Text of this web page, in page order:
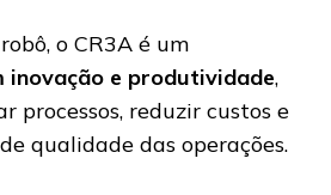
o CR3A é um
inovação e produtividade,
processos, reduzir custos e
qualidade das operações.